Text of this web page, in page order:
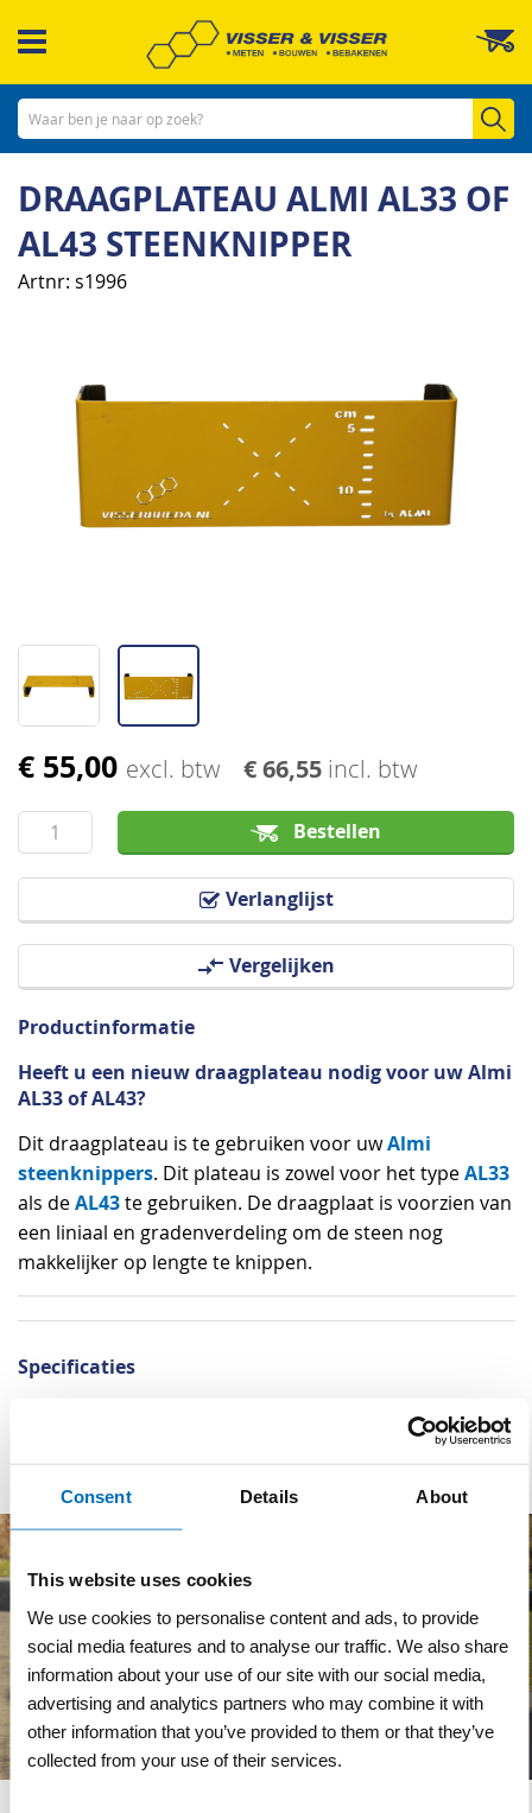
Consent Details About
This website uses cookies
We use cookies to personalise content and ads, to provide
social media features and to analyse our traffic. We also share
information about your use of our site with our social media,
advertising and analytics partners who may combine it with
other information that you’ve provided to them or that they’ve
collected from your use of their services.
naar
inhoud
DRAAGPLATEAU ALMI AL33 OF
AL43 STEENKNIPPER
Artnr s1996
€ 55,00 excl. btw € 66,55 incl. btw
Bestellen
Verlanglijst
Vergelijken
afbeeldingen-
Ga
het
begin
van
Productinformatie
Heeft u een nieuw draagplateau nodig voor uw Almi
AL33 of AL43?
Dit draagplateau is te gebruiken voor uwAlmi
steenknippers. Dit plateau is zowel voor het typeAL33
als deAL43te gebruiken. De draagplaat is voorzien van
een liniaal en gradenverdeling om de steen nog
makkelijker op lengte te knippen.
Specificaties